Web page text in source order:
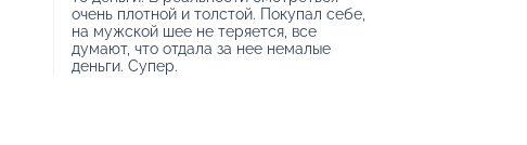
очень плотной и толстой. Покупал себе,
на мужской шее не теряется, все
думают, что отдала за нее немалые
деньги. Супер.